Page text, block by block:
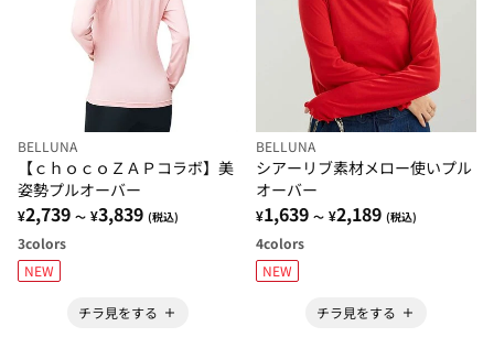
BELLUNA
【ｃｈｏｃｏＺＡＰコラボ】美
姿勢プルオーバー
¥2,739 ～ ¥3,839 (税込)
3colors
NEW
チラ見をする
BELLUNA
シアーリブ素材メロー使いプル
オーバー
¥1,639 ～ ¥2,189 (税込)
4colors
NEW
チラ見をする